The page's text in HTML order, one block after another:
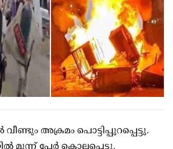
അക്രമം പൊട്ടിപ്പുറപ്പെട്ടു.
മൂന്ന് പേര്‍ കൊല്ലപ്പെട്ടു.